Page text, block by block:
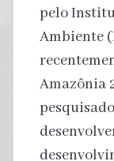
pelo
Ambiente
Amazônia